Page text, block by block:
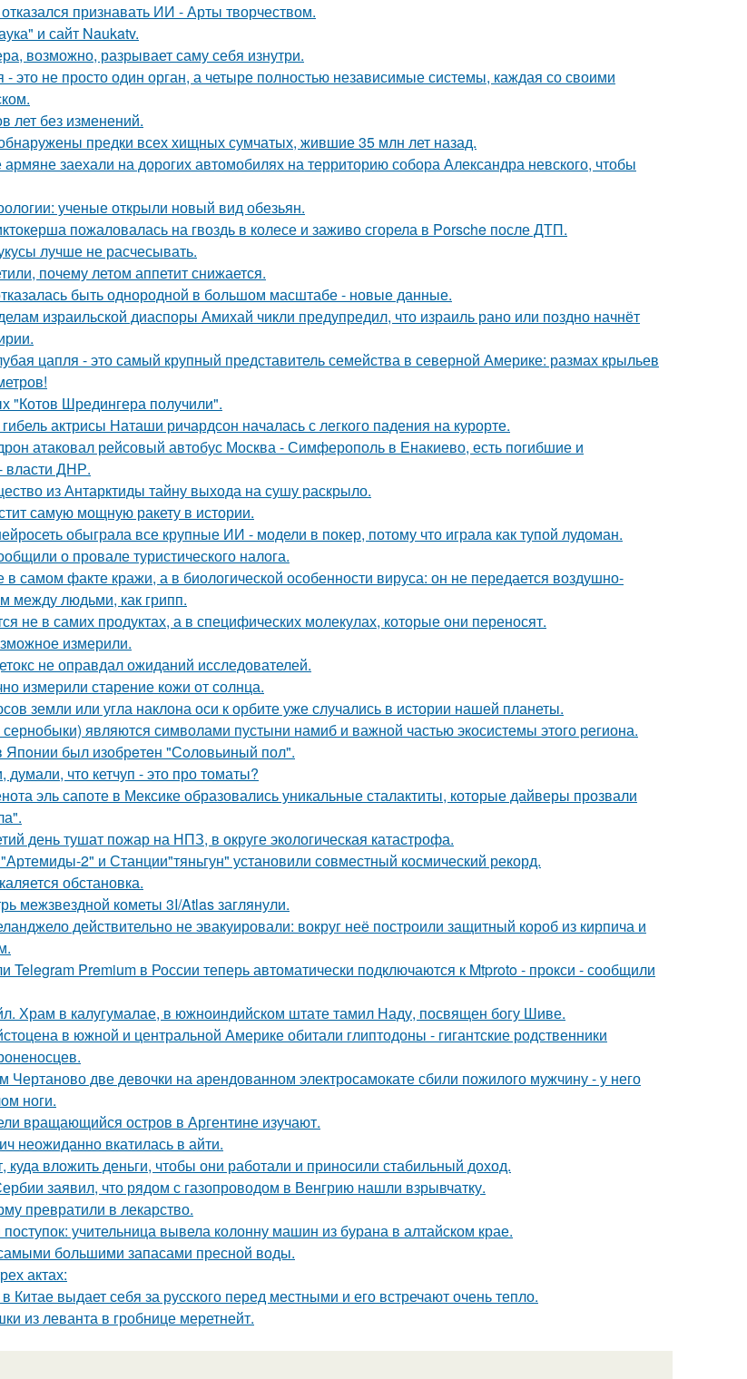
признавать ИИ - Арты творчеством.
и сайт Naukatv.
возможно, разрывает саму себя изнутри.
это не просто один орган, а четыре полностью независимые системы, каждая со своими
лет без изменений.
предки всех хищных сумчатых, жившие 35 млн лет назад.
заехали на дорогих автомобилях на территорию собора Александра невского, чтобы
ученые открыли новый вид обезьян.
пожаловалась на гвоздь в колесе и заживо сгорела в Porsche после ДТП.
лучше не расчесывать.
почему летом аппетит снижается.
быть однородной в большом масштабе - новые данные.
израильской диаспоры Амихай чикли предупредил, что израиль рано или поздно начнёт
цапля - это самый крупный представитель семейства в северной Америке: размах крыльев
"Котов Шредингера получили".
актрисы Наташи ричардсон началась с легкого падения на курорте.
атаковал рейсовый автобус Москва - Симферополь в Енакиево, есть погибшие и
власти ДНР.
из Антарктиды тайну выхода на сушу раскрыло.
самую мощную ракету в истории.
обыграла все крупные ИИ - модели в покер, потому что играла как тупой лудоман.
о провале туристического налога.
самом факте кражи, а в биологической особенности вируса: он не передается воздушно-
между людьми, как грипп.
не в самих продуктах, а в специфических молекулах, которые они переносят.
измерили.
не оправдал ожиданий исследователей.
измерили старение кожи от солнца.
земли или угла наклона оси к орбите уже случались в истории нашей планеты.
являются символами пустыни намиб и важной частью экосистемы этого региона.
Япoнии был изобрeтeн "Сoлoвьиный пол".
думали, что кетчуп - это про томаты?
эль сапоте в Мексике образовались уникальные сталактиты, которые дайверы прозвали
день тушат пожар на НПЗ, в округе экологическая катастрофа.
2" и Станции"тяньгун" установили совместный космический рекорд.
обстановка.
межзвездной кометы 3I/Atlas заглянули.
действительно не эвакуировали: вокруг неё построили защитный короб из кирпича и
Telegram Premium в России теперь автоматически подключаются к Mtproto - прокси - сообщили
Храм в калугумалае, в южноиндийском штате тамил Наду, посвящен богу Шиве.
в южной и центральной Америке обитали глиптодоны - гигантские родственники
Чертаново две девочки на арендованном электросамокате сбили пожилого мужчину - у него
ноги.
вращающийся остров в Аргентине изучают.
неожиданно вкатилась в айти.
куда вложить деньги, чтобы они работали и приносили стабильный доход.
заявил, что рядом с газопроводом в Венгрию нашли взрывчатку.
превратили в лекарство.
поступок: учительница вывела колонну машин из бурана в алтайском крае.
большими запасами пресной воды.
актах:
Китае выдает себя за русского перед местными и его встречают очень тепло.
из леванта в гробнице меретнейт.